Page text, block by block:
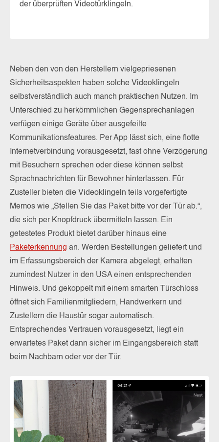
der überprüften Videotürklingeln.
Neben den von den Herstellern vielgepriesenen
Sicherheitsaspekten haben solche Videoklingeln
selbstverständlich auch manch praktischen Nutzen. Im
Unterschied zu herkömmlichen Gegensprechanlagen
verfügen einige Geräte über ausgefeilte
Kommunikationsfeatures. Per App lässt sich, eine flotte
Internetverbindung vorausgesetzt, fast ohne Verzögerung
mit Besuchern sprechen oder diese können selbst
Sprachnachrichten für Bewohner hinterlassen. Für
Zusteller bieten die Videoklingeln teils vorgefertigte
Memos wie „Stellen Sie das Paket bitte vor der Tür ab.“,
die sich per Knopfdruck übermitteln lassen. Ein
getestetes Produkt bietet darüber hinaus eine
Paketerkennung an. Werden Bestellungen geliefert und
im Erfassungsbereich der Kamera abgelegt, erhalten
zumindest Nutzer in den USA einen entsprechenden
Hinweis. Und gekoppelt mit einem smarten Türschloss
öffnet sich Familienmitgliedern, Handwerkern und
Zustellern die Haustür sogar automatisch.
Entsprechendes Vertrauen vorausgesetzt, liegt ein
erwartetes Paket dann sicher im Eingangsbereich statt
beim Nachbarn oder vor der Tür.